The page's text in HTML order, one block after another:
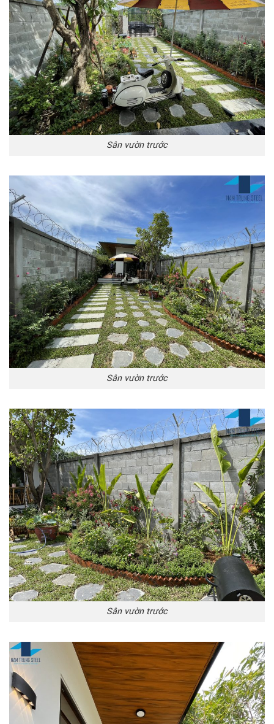
Sân vườn trước
Sân vườn trước
Sân vườn trước